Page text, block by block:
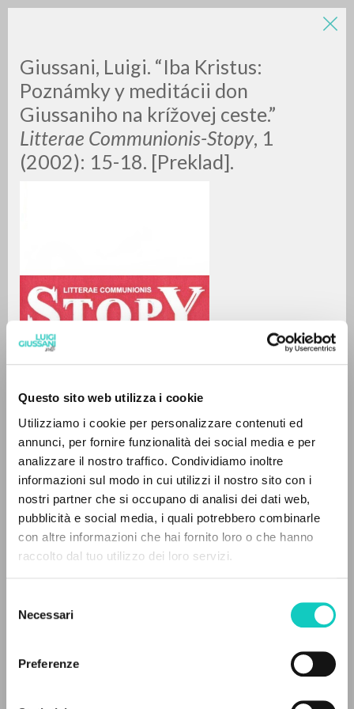
Questo sito web utilizza i cookie
Utilizziamo i cookie per personalizzare contenuti ed
annunci, per fornire funzionalità dei social media e per
analizzare il nostro traffico. Condividiamo inoltre
informazioni sul modo in cui utilizzi il nostro sito con i
nostri partner che si occupano di analisi dei dati web,
pubblicità e social media, i quali potrebbero combinarle
con altre informazioni che hai fornito loro o che hanno
raccolto dal tuo utilizzo dei loro servizi.
delNecessari
Preferenze
Giussani, Luigi. “Iba Kristus:
Poznámky y meditácii don
Giussaniho na krížovej ceste.”
Litterae Communionis-Stopy, 1
(2002): 15-18. [Preklad].
Slovak
Litterae Communionis-Stopy
2002
08/06/2021
LUIGI
GIUSSANI
scritti
0RESULTS FOUND
MORE RESULTS